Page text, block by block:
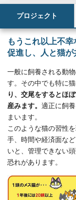
プロジェクト
もうこれ以上不
促進し、人と猫が
一般に飼養される動
す。その中でも特に猫
り、交尾をするとほ
産みます。 適正に飼
まいます。
このような猫の習性
手、時間や経済面な
いと、管理できない
恐れがあります。